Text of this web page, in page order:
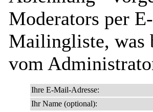
Moderators per
Mailingliste, was
vom
Ihre E-Mail-Adresse:
Ihr Name (optional):